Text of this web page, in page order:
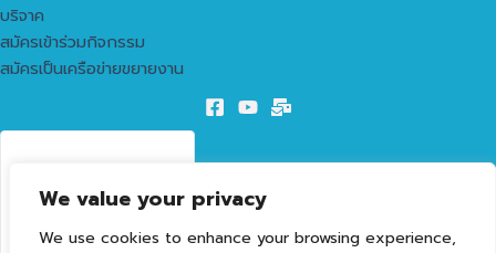
We value your privacy
We use cookies to enhance your browsing experience,
บริจาค
สมัครเข้าร่วมกิจกรรม
สมัครเป็นเครือข่ายขยายงาน
LIVE VISITORS